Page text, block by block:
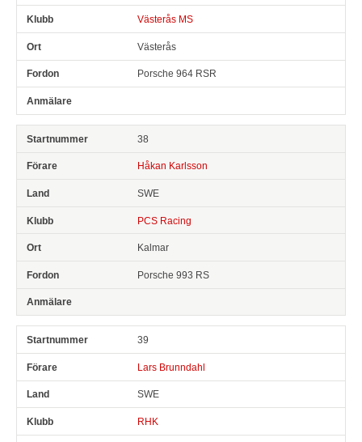
Västerås MS
Västerås
Porsche 964 RSR
38
Håkan Karlsson
SWE
PCS Racing
Kalmar
Porsche 993 RS
39
Lars Brunndahl
SWE
RHK